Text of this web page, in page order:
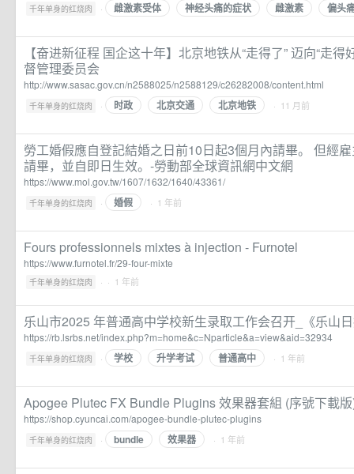
千年单身的红烧肉 · 雌激素受体 神经头痛的症状 雌激素 偏头
【奋进新征程 国企这十年】北京地铁从“走得了” 迈向“走
督管理委员会
http://www.sasac.gov.cn/n2588025/n2588129/c26282008/content.html
千年单身的红烧肉 · 时政 北京交通 北京地铁 · 11 月前
勞工婚假應自登記結婚之日前10日起3個月內請畢。 但經
請畢，並自即日生效。-勞動部全球資訊網中文網
https://www.mol.gov.tw/1607/1632/1640/43361/
千年单身的红烧肉 · 婚假 · 1 年前
Fours professionnels mixtes à injection - Furnotel
https://www.furnotel.fr/29-four-mixte
千年单身的红烧肉 · · 1 年前
乐山市2025 年普通高中学校新生录取工作会召开_《乐山
https://rb.lsrbs.net/index.php?m=home&c=Nparticle&a=view&aid=32934
千年单身的红烧肉 · 学校 升学考试 普通高中 · 1 年前
Apogee Plutec FX Bundle Plugins 效果器套組 (序號下載
https://shop.cyuncai.com/apogee-bundle-plutec-plugins
千年单身的红烧肉 · bundle 效果器 · 1 年前